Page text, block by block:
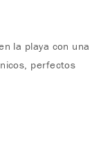
la playa con una
perfectos